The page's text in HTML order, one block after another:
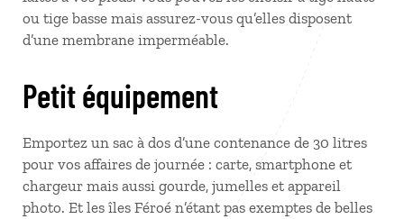
ou tige basse mais assurez-vous qu’elles disposent
d’une membrane imperméable.
Petit équipement
Emportez un sac à dos d’une contenance de 30 litres
pour vos affaires de journée : carte, smartphone et
chargeur mais aussi gourde, jumelles et appareil
photo. Et les îles Féroé n’étant pas exemptes de belles